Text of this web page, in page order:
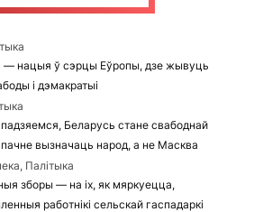
— нацыя ў сэрцы Еўропы, дзе жывуць
і дэмакратыі
Беларусь стане свабоднай
вызначаць народ, а не Масква
Палітыка
зборы — на іх, як мяркуецца,
работнікі сельскай гаспадаркі